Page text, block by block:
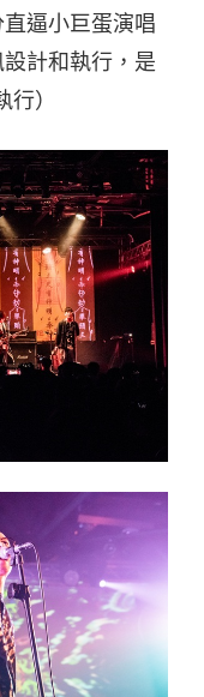
逼小巨蛋演唱
計和執行，是
）